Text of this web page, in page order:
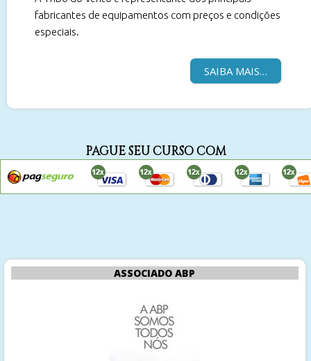
fabricantes de equipamentos com preços e condições
especiais.
SAIBA MAIS…
PAGUE SEU CURSO COM
ASSOCIADO ABP